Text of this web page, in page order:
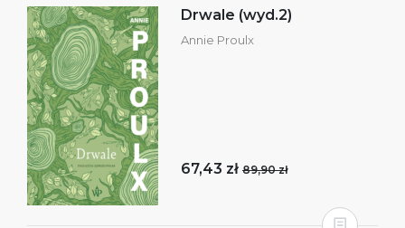
Drwale (wyd.2)
Annie Proulx
67,43 zł 89,90 zł